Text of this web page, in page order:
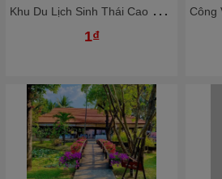
K
hu Du Lịch Sinh Thái Cao Minh - Thiên Đường Nghỉ Dưỡng Giữa Lòng Đồng Nai
1₫